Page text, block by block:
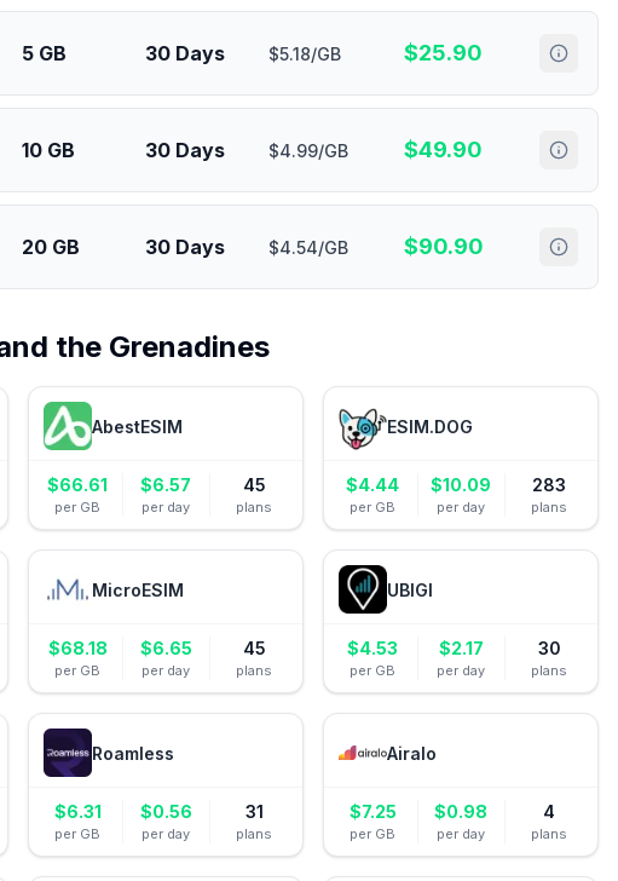
5 GB 30 Days $5.18/GB $25.90
10 GB 30 Days $4.99/GB $49.90
20 GB 30 Days $4.54/GB $90.90
the Grenadines
AbestESIM
$66.61
per GB
$6.57
per day
45
plans
ESIM.DOG
$4.44
per GB
$10.09
per day
283
plans
MicroESIM
$68.18
per GB
$6.65
per day
45
plans
UBIGI
$4.53
per GB
$2.17
per day
30
plans
Roamless
$6.31
per GB
$0.56
per day
31
plans
Airalo
$7.25
per GB
$0.98
per day
4
plans